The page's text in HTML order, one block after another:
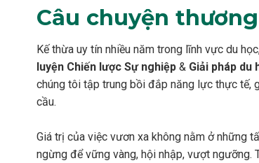
Câu chuyện
Kế thừa uy tín nhiều năm trong lĩnh vực du
luyện Chiến lược Sự nghiệp & Giải pháp du
chúng tôi tập trung bồi đắp năng lực thực tế,
cầu.
Giá trị của việc vươn xa không nằm ở những
ngừng để vững vàng, hội nhập, vượt ngưỡng.